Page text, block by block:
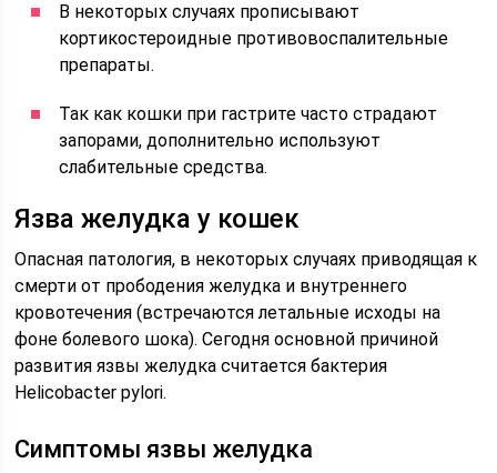
В некоторых случаях прописывают
кортикостероидные противовоспалительные
препараты.
Так как кошки при гастрите часто страдают
запорами, дополнительно используют
слабительные средства.
Язва желудка у кошек
Опасная патология, в некоторых случаях приводящая к
смерти от прободения желудка и внутреннего
кровотечения (встречаются летальные исходы на
фоне болевого шока). Сегодня основной причиной
развития язвы желудка считается бактерия
Helicobacter pylori.
Симптомы язвы желудка